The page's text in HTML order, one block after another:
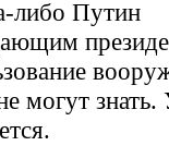
либо Путин
могут знать.